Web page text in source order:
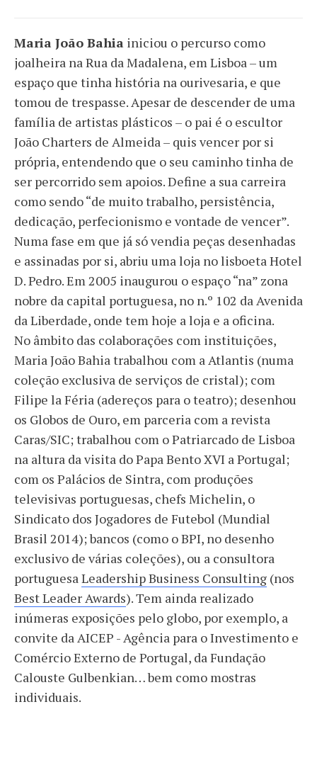
Maria João Bahia iniciou o percurso como
joalheira na Rua da Madalena, em Lisboa – um
espaço que tinha história na ourivesaria, e que
tomou de trespasse. Apesar de descender de uma
família de artistas plásticos – o pai é o escultor
João Charters de Almeida – quis vencer por si
própria, entendendo que o seu caminho tinha de
ser percorrido sem apoios. Define a sua carreira
como sendo “de muito trabalho, persistência,
dedicação, perfecionismo e vontade de vencer”.
Numa fase em que já só vendia peças desenhadas
e assinadas por si, abriu uma loja no lisboeta Hotel
D. Pedro. Em 2005 inaugurou o espaço “na” zona
nobre da capital portuguesa, no n.º 102 da Avenida
da Liberdade, onde tem hoje a loja e a oficina.
No âmbito das colaborações com instituições,
Maria João Bahia trabalhou com a Atlantis (numa
coleção exclusiva de serviços de cristal); com
Filipe la Féria (adereços para o teatro); desenhou
os Globos de Ouro, em parceria com a revista
Caras/SIC; trabalhou com o Patriarcado de Lisboa
na altura da visita do Papa Bento XVI a Portugal;
com os Palácios de Sintra, com produções
televisivas portuguesas, chefs Michelin, o
Sindicato dos Jogadores de Futebol (Mundial
Brasil 2014); bancos (como o BPI, no desenho
exclusivo de várias coleções), ou a consultora
portuguesaLeadership Business Consulting (nos
Best Leader Awards). Tem ainda realizado
inúmeras exposições pelo globo, por exemplo, a
convite da AICEP - Agência para o Investimento e
Comércio Externo de Portugal, da Fundação
Calouste Gulbenkian… bem como mostras
individuais.